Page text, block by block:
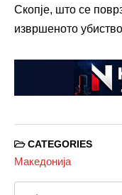
Скопје, што се
извршеното
CATEGORIES
Македонија